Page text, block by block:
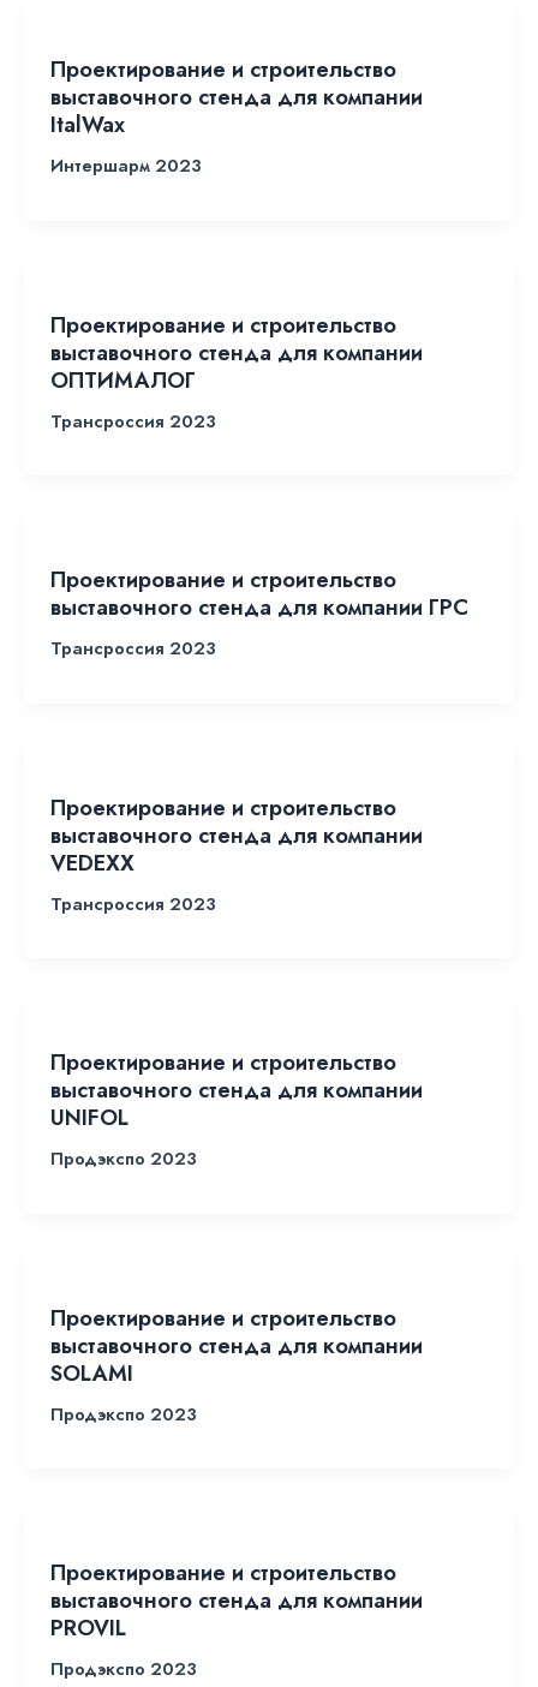
Проектирование и строительство
выставочного стенда для компании
ItalWax
Интершарм 2023
Проектирование и строительство
выставочного стенда для компании
ОПТИМАЛОГ
Трансроссия 2023
Проектирование и строительство
выставочного стенда для компании ГРС
Трансроссия 2023
Проектирование и строительство
выставочного стенда для компании
VEDEXX
Трансроссия 2023
Проектирование и строительство
выставочного стенда для компании
UNIFOL
Продэкспо 2023
Проектирование и строительство
выставочного стенда для компании
SOLAMI
Продэкспо 2023
Проектирование и строительство
выставочного стенда для компании
PROVIL
Продэкспо 2023